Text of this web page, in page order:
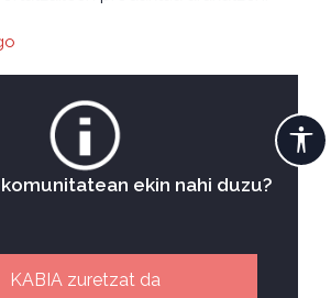
ekin nahi duzu?
KABIA zuretzat da